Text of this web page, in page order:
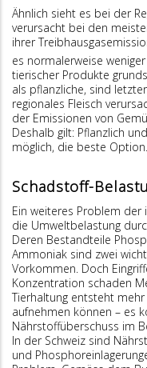
Ähnlich sieht es bei der
verursacht bei den
ihrer
es normalerweise
tierischer Produkte
als pflanzliche, sind
regionales Fleisch
der Emissionen von
Deshalb gilt: Pflanzlich
möglich, die beste
Schadstoff-
Ein weiteres Problem
die Umweltbelastung
Deren Bestandteile
Ammoniak sind zwei
Vorkommen. Doch
Konzentration schaden
Tierhaltung entsteht
aufnehmen können – es
Nährstoffüberschuss im
In der Schweiz sind
und